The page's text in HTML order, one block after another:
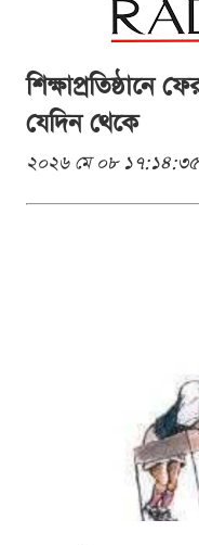
শিক্ষাপ্রতিষ্ঠানে
যেদিন থেকে
২০২৬ মে ০৮ ১৭:১৪:৩৫